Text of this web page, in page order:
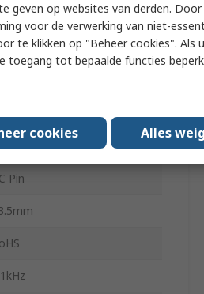
Pulse, Continuous
Pin
geven op websites van derden. Door
voor de verwerking van niet-
te klikken op "Beheer cookies". Als
toegang tot bepaalde functies
cookies Alles